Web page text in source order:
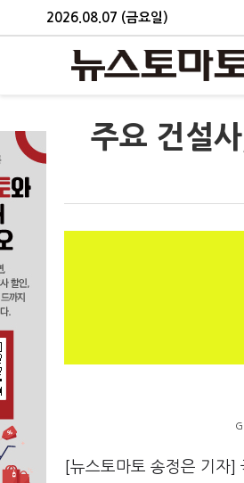
2026.08.07 (금요일)
주요 건설
[뉴스토마토 송정은 기자]